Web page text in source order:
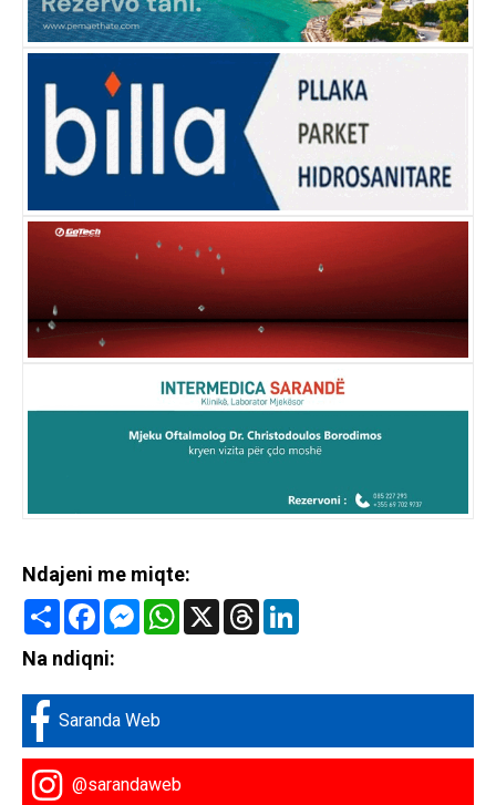
Ndajeni me miqte:
Share FacebookMessenger
WhatsApp
X Threads
Na ndiqni:
Saranda Web
@sarandaweb